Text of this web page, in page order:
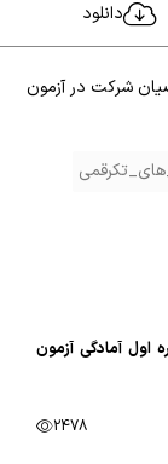
دانلود
شرکت در آزمون
اول آمادگی آزمون
2478